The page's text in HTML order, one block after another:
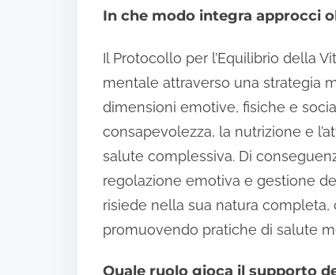
In che modo integra approcci
Il Protocollo per l’Equilibrio della
mentale attraverso una strategia
dimensioni emotive, fisiche e
consapevolezza, la nutrizione e
salute complessiva. Di
regolazione emotiva e gestione
risiede nella sua natura
promuovendo pratiche di salute
Quale ruolo gioca il supporto